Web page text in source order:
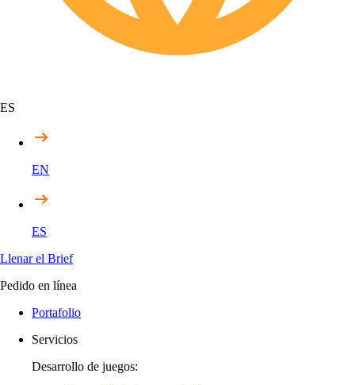
ES
EN
ES
Llenar el Brief
Pedido en línea
Portafolio
Servicios
Desarrollo de juegos: